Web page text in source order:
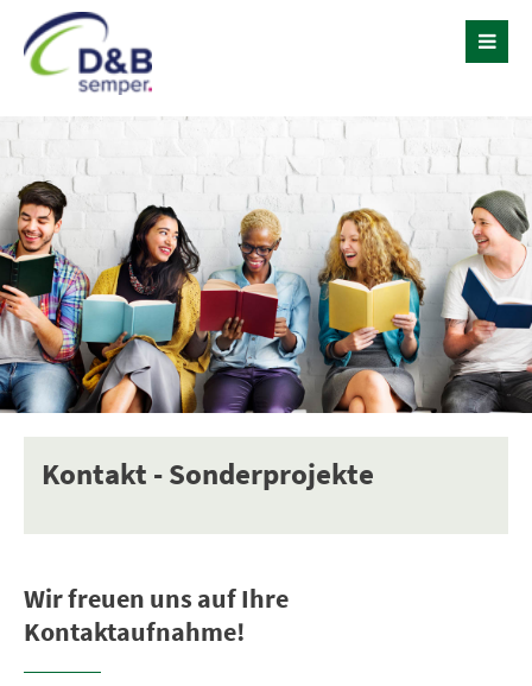
Kontakt - Sonderprojekte
Wir freuen uns auf Ihre
Kontaktaufnahme!